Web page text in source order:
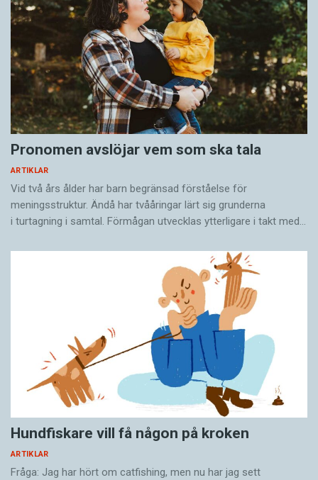
Pronomen avslöjar vem som ska tala
ARTIKLAR
Vid två års ålder har barn begränsad förståelse för
meningsstruktur. Ändå har tvååringar lärt sig grunderna
i turtagning i samtal. Förmågan utvecklas ytterligare i takt med…
Hundfiskare vill få någon på kroken
ARTIKLAR
Fråga: Jag har hört om catfishing, men nu har jag sett